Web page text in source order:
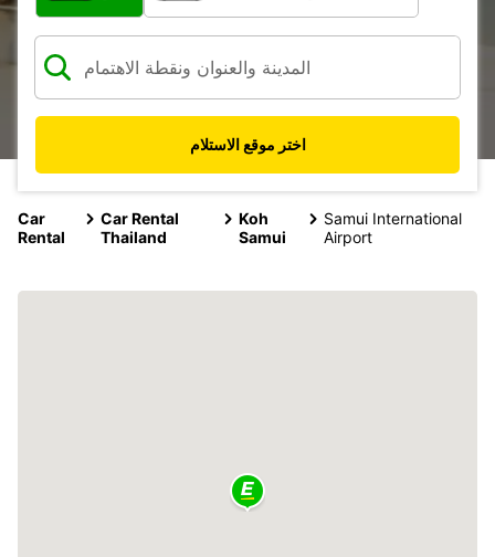
اختر موقع الاستلام
Car
Rental
Car Rental
Thailand
Koh
Samui
Samui International
Airport